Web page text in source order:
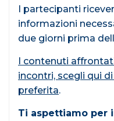
I partecipanti
informazioni
due giorni prima
I contenuti
incontri, scegli qui
preferita.
Ti aspettiamo per